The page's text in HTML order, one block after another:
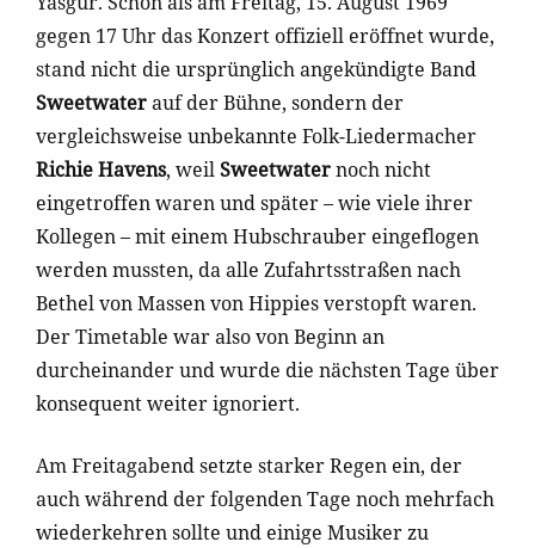
gegen 17 Uhr das Konzert offiziell eröffnet wurde,
stand nicht die ursprünglich angekündigte Band
Sweetwaterauf der Bühne, sondern der
vergleichsweise unbekannte Folk-Liedermacher
Richie Havens, weilSweetwaternoch nicht
eingetroffen waren und später – wie viele ihrer
Kollegen – mit einem Hubschrauber eingeflogen
werden mussten, da alle Zufahrtsstraßen nach
Bethel von Massen von Hippies verstopft waren.
Der Timetable war also von Beginn an
durcheinander und wurde die nächsten Tage über
konsequent weiter ignoriert.
Am Freitagabend setzte starker Regen ein, der
auch während der folgenden Tage noch mehrfach
wiederkehren sollte und einige Musiker zu